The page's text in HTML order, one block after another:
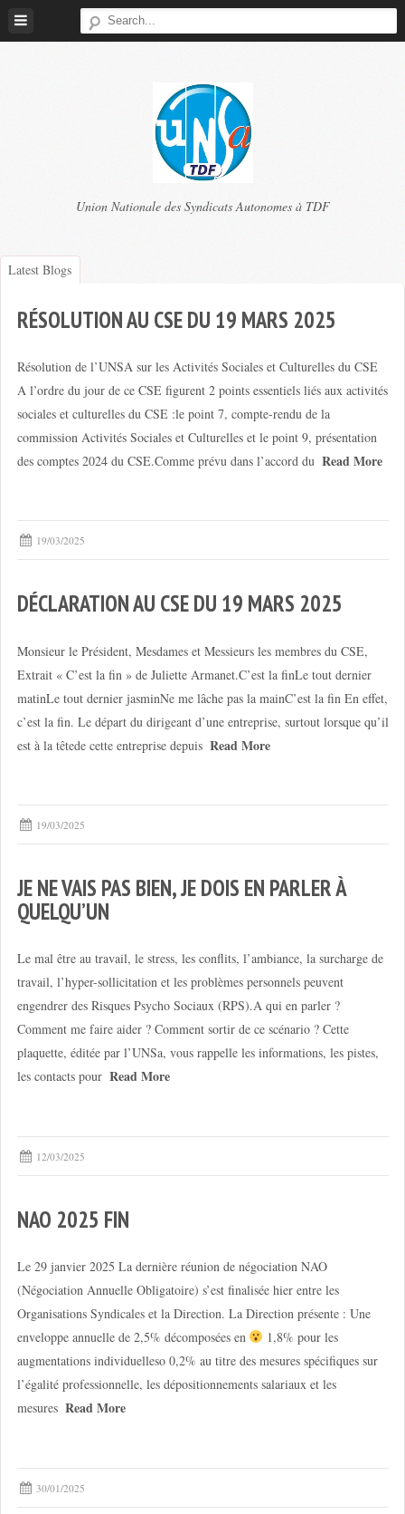
Skip
TDF
Union Nationale des Syndicats Autonomes à TDF
Latest Blogs
RÉSOLUTION AU CSE DU 19 MARS 2025
Résolution de l’UNSA sur les Activités Sociales et Culturelles du CSE
A l’ordre du jour de ce CSE figurent 2 points essentiels liés aux activités
sociales et culturelles du CSE :le point 7, compte-rendu de la
commission Activités Sociales et Culturelles et le point 9, présentation
des comptes 2024 du CSE.Comme prévu dans l’accord du Read More
19/03/2025
DÉCLARATION AU CSE DU 19 MARS 2025
Monsieur le Président, Mesdames et Messieurs les membres du CSE,
Extrait « C’est la fin » de Juliette Armanet.C’est la finLe tout dernier
matinLe tout dernier jasminNe me lâche pas la mainC’est la fin En effet,
c’est la fin. Le départ du dirigeant d’une entreprise, surtout lorsque qu’il
est à la têtede cette entreprise depuis Read More
19/03/2025
JE NE VAIS PAS BIEN, JE DOIS EN PARLER À
QUELQU’UN
Le mal être au travail, le stress, les conflits, l’ambiance, la surcharge de
travail, l’hyper-sollicitation et les problèmes personnels peuvent
engendrer des Risques Psycho Sociaux (RPS).A qui en parler ?
Comment me faire aider ? Comment sortir de ce scénario ? Cette
plaquette, éditée par l’UNSa, vous rappelle les informations, les pistes,
les contacts pour Read More
12/03/2025
NAO 2025 FIN
Le 29 janvier 2025 La dernière réunion de négociation NAO
(Négociation Annuelle Obligatoire) s’est finalisée hier entre les
Organisations Syndicales et la Direction. La Direction présente : Une
enveloppe annuelle de 2,5% décomposées en
1,8% pour les
augmentations individuelleso 0,2% au titre des mesures spécifiques sur
l’égalité professionnelle, les dépositionnements salariaux et les
mesures Read More
30/01/2025